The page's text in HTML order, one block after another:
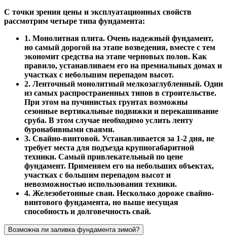
С точки зрения цены и эксплуатационных свойств
рассмотрим четыре типа фундамента:
1. Монолитная плита. Очень надежный фундамент,
но самый дорогой на этапе возведения, вместе с тем
экономит средства на этапе черновых полов. Как
правило, устанавливаем его на премиальных домах и
участках с небольшим перепадом высот.
2. Ленточный монолитный мелкозаглубленный. Один
из самых распространенных типов в строительстве.
При этом на пучинистых грунтах возможны
сезонные вертикальные подвижки и перекашивание
сруба. В этом случае необходимо услить ленту
буронабивными сваями.
3. Свайно-винтовой. Устанавливается за 1-2 дня, не
требует места для подъезда крупногабаритной
техники. Самый привлекательный по цене
фундамент. Применяем его на небольших объектах,
участках с большим перепадом высот и
невозможностью использования техники.
4. Железобетонные сваи. Несколько дороже свайно-
винтового фундамента, но выше несущая
способность и долговечность свай.
Возможна ли заливка фундамента зимой?